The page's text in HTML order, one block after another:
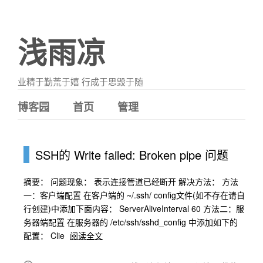
浅雨凉
业精于勤荒于嬉 行成于思毁于随
博客园 首页 管理
SSH的 Write failed: Broken pipe 问题
摘要： 问题现象： 表示连接管道已经断开 解决方法： 方法
一：客户端配置 在客户端的 ~/.ssh/ config文件(如不存在请自
行创建)中添加下面内容： ServerAliveInterval 60 方法二：服
务器端配置 在服务器的 /etc/ssh/sshd_config 中添加如下的
配置： Clie 阅读全文